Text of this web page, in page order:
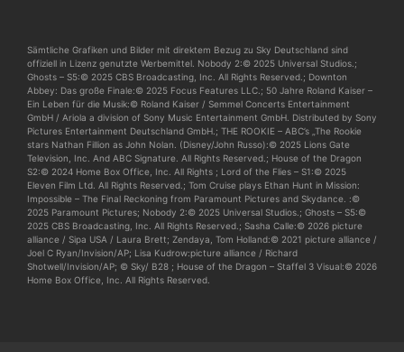
Sämtliche Grafiken und Bilder mit direktem Bezug zu Sky Deutschland sind
offiziell in Lizenz genutzte Werbemittel. Nobody 2:© 2025 Universal Studios.;
Ghosts – S5:© 2025 CBS Broadcasting, Inc. All Rights Reserved.; Downton
Abbey: Das große Finale:© 2025 Focus Features LLC.; 50 Jahre Roland Kaiser –
Ein Leben für die Musik:© Roland Kaiser / Semmel Concerts Entertainment
GmbH / Ariola a division of Sony Music Entertainment GmbH. Distributed by Sony
Pictures Entertainment Deutschland GmbH.; THE ROOKIE – ABC’s „The Rookie
stars Nathan Fillion as John Nolan. (Disney/John Russo):© 2025 Lions Gate
Television, Inc. And ABC Signature. All Rights Reserved.; House of the Dragon
S2:© 2024 Home Box Office, Inc. All Rights ; Lord of the Flies – S1:© 2025
Eleven Film Ltd. All Rights Reserved.; Tom Cruise plays Ethan Hunt in Mission:
Impossible – The Final Reckoning from Paramount Pictures and Skydance. :©
2025 Paramount Pictures; Nobody 2:© 2025 Universal Studios.; Ghosts – S5:©
2025 CBS Broadcasting, Inc. All Rights Reserved.; Sasha Calle:© 2026 picture
alliance / Sipa USA / Laura Brett; Zendaya, Tom Holland:© 2021 picture alliance /
Joel C Ryan/Invision/AP; Lisa Kudrow:picture alliance / Richard
Shotwell/Invision/AP; © Sky/ B28 ; House of the Dragon – Staffel 3 Visual:© 2026
Home Box Office, Inc. All Rights Reserved.